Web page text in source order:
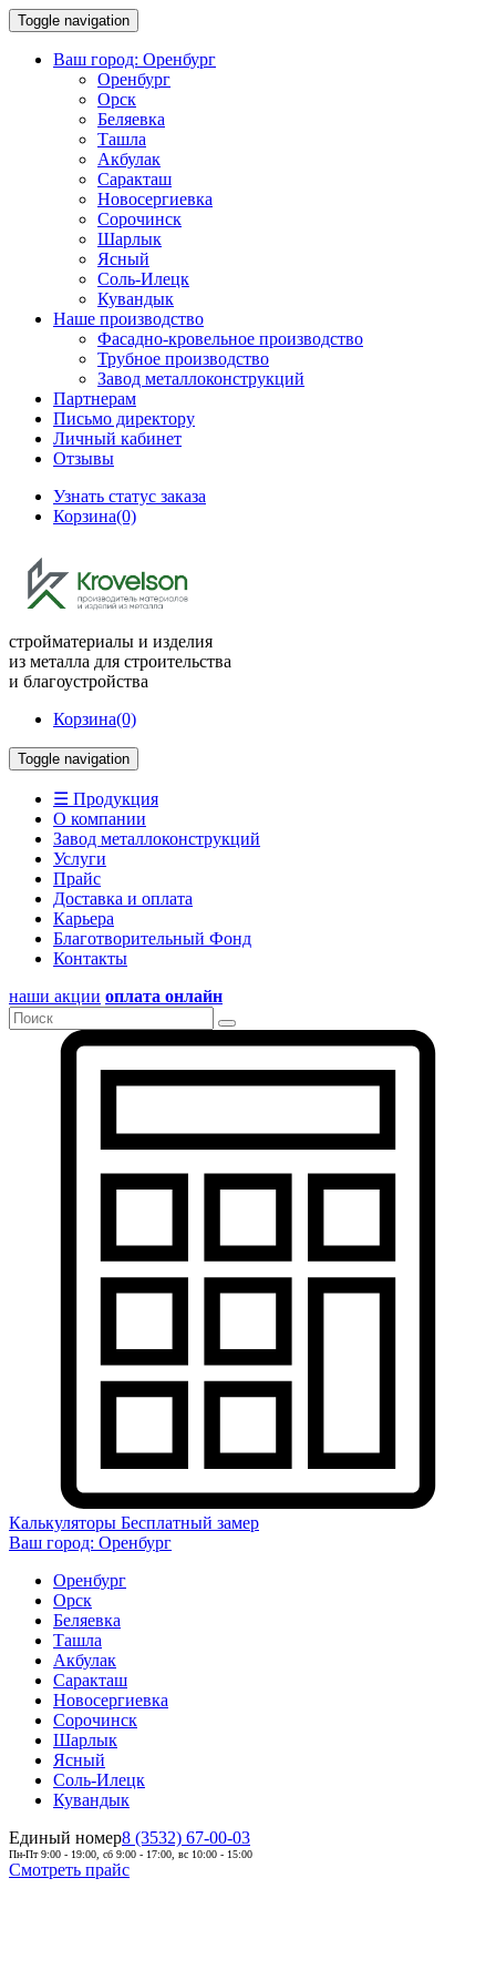
Toggle navigation
Ваш город: Оренбург
Оренбург
Орск
Беляевка
Ташла
Акбулак
Саракташ
Новосергиевка
Сорочинск
Шарлык
Ясный
Соль-Илецк
Кувандык
Наше производство
Фасадно-кровельное производство
Трубное производство
Завод металлоконструкций
Партнерам
Письмо директору
Личный кабинет
Отзывы
Узнать статус заказа
Корзина(0)
стройматериалы и изделия
из металла для строительства
и благоустройства
Корзина(0)
Toggle navigation
☰ Продукция
О компании
Завод металлоконструкций
Услуги
Прайс
Доставка и оплата
Карьера
Благотворительный Фонд
Контакты
наши акции оплата онлайн
Калькуляторы Бесплатный замер
Ваш город: Оренбург
Оренбург
Орск
Беляевка
Ташла
Акбулак
Саракташ
Новосергиевка
Сорочинск
Шарлык
Ясный
Соль-Илецк
Кувандык
Единый номер8 (3532) 67-00-03
Пн-Пт 9:00 - 19:00, сб 9:00 - 17:00, вс 10:00 - 15:00
Смотреть прайс